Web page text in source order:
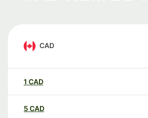
CAD
1 CAD
5 CAD